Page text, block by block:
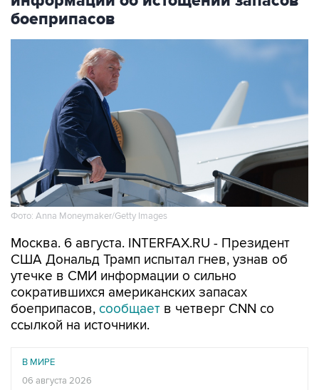
Фото: Anna Moneymaker/Getty Images
Москва. 6 августа. INTERFAX.RU - Президент
утечке в СМИ информации о сильно
сократившихся американских запасах
боеприпасов, сообщаетв четверг CNN со
ссылкой на источники.
В МИРЕ
Трамп похвалил Хегсета за операции в Венесуэле и
Иране